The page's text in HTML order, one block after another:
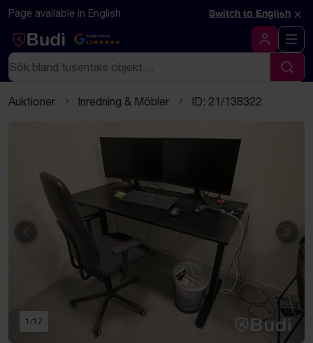
Hoppa till innehåll
Textbaserad (markdown) version av denna sida
Page available in English Switch to English ×
Google Rating
4.5
Logga in
Sök
Sök
Auktioner Inredning & Möbler ID: 21/138322
Föregående
1 /17